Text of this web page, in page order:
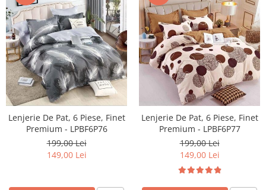
Lenjerie De Pat, 6 Piese, Finet
Premium - LPBF6P76
199,00 Lei
149,00 Lei
Lenjerie De Pat, 6 Piese, Finet
Premium - LPBF6P77
199,00 Lei
149,00 Lei